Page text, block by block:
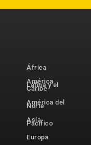
África
América
Latina y el
Caribe
América del
Norte
Asia-
Pacífico
Europa